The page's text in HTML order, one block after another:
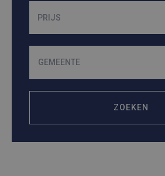
PRIJS
GEMEENTE
ZOEKEN